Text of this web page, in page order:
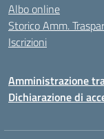
Albo online
Storico Amm.
Iscrizioni
Amministrazione
Dichiarazione di